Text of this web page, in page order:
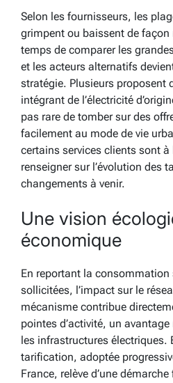
Selon les fournisseurs, les
grimpent ou baissent de façon
temps de comparer les
et les acteurs alternatifs
stratégie. Plusieurs proposent
intégrant de l’électricité
pas rare de tomber sur des
facilement au mode de vie
certains services clients sont
renseigner sur l’évolution des
changements à venir.
Une vision
économique
En reportant la
sollicitées, l’impact sur le
mécanisme contribue
pointes d’activité, un
les infrastructures électriques.
tarification, adoptée
France, relève d’une